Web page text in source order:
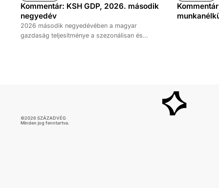
Kommentár: KSH GDP, 2026. második
negyedév
2026 második negyedévében a magyar
gazdaság teljesítménye a szezonálisan és
©2026SZÁZADVÉG
Minden jog fenntartva.